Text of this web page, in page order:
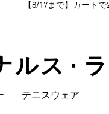
【8/17まで】カートで
ルス •
テニスウェア